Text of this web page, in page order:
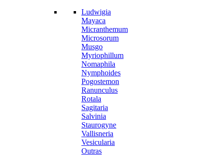
Ludwigia
Mayaca
Micranthemum
Microsorum
Musgo
Myriophillum
Nomaphila
Nymphoides
Pogostemon
Ranunculus
Rotala
Sagitaria
Salvinia
Staurogyne
Vallisneria
Vesicularia
Outras